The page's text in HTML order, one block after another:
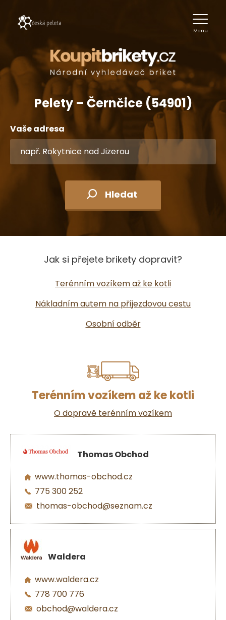
Menu
Pelety – Černčice (54901)
Vaše adresa
Hledat
Jak si přejete brikety dopravit?
Terénním vozíkem až ke kotli
Nákladním autem na příjezdovou cestu
Osobní odběr
Terénním vozíkem až ke kotli
O dopravě terénním vozíkem
Thomas Obchod
www.thomas-obchod.cz
775 300 252
thomas-obchod@seznam.cz
Waldera
www.waldera.cz
778 700 776
obchod@waldera.cz